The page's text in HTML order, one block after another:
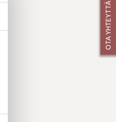
OTA YHTEYTTÄ